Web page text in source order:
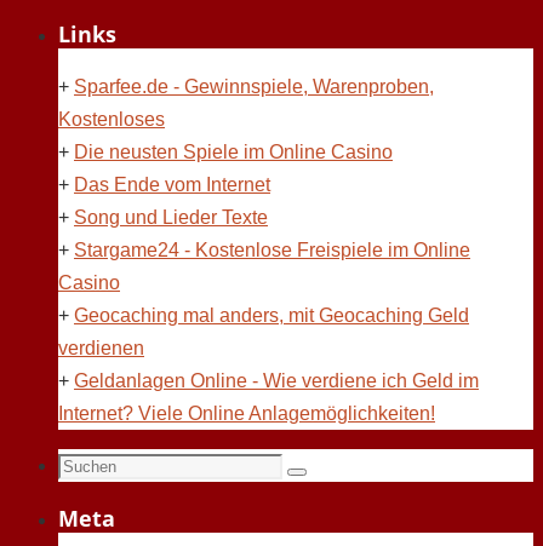
Links
+ Sparfee.de - Gewinnspiele, Warenproben,
Kostenloses
+ Die neusten Spiele im Online Casino
+ Das Ende vom Internet
+ Song und Lieder Texte
+ Stargame24 - Kostenlose Freispiele im Online
Casino
+ Geocaching mal anders, mit Geocaching Geld
verdienen
+ Geldanlagen Online - Wie verdiene ich Geld im
Internet? Viele Online Anlagemöglichkeiten!
Suchen
Suchen
Meta